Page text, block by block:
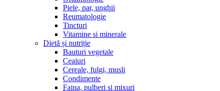
Piele, par, unghii
Reumatologie
Tincturi
Vitamine si minerale
Dietă și nutriție
Bauturi vegetale
Ceaiuri
Cereale, fulgi, musli
Condimente
Faina, pulberi si mixuri